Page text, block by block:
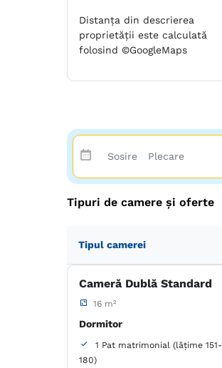
Distanța din descrierea
proprietății este calculată
folosind ©GoogleMaps
Tipuri de camere și oferte
Tipul camerei
Cameră Dublă Standard
16 m²
Dormitor
1 Pat matrimonial (lățime 151-
180)